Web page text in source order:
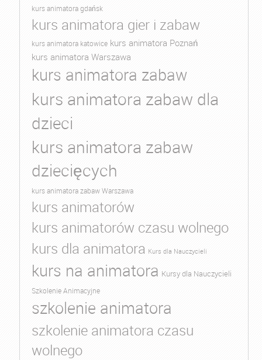
kurs animatora gdańsk
kurs animatora gier i zabaw
kurs animatora katowice kurs animatora Poznań
kurs animatora Warszawa
kurs animatora zabaw
kurs animatora zabaw dla
dzieci
kurs animatora zabaw
dziecięcych
kurs animatora zabaw Warszawa
kurs animatorów
kurs animatorów czasu wolnego
kurs dla animatora Kurs dla Nauczycieli
kurs na animatora Kursy dla Nauczycieli
Szkolenie Animacyjne
szkolenie animatora
szkolenie animatora czasu
wolnego